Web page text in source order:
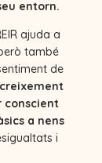
entorn.
ajuda a
també
de
creixement
conscient
a nens
i